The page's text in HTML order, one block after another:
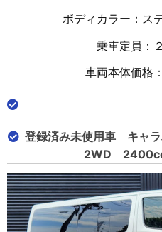
ボディカラー：ス
乗車定員：
車両本体価格：
登録済み未使用車 キャ
2WD